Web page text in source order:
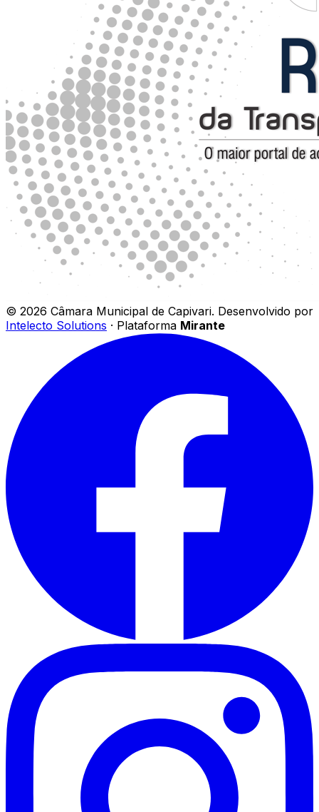
© 2026 Câmara Municipal de Capivari. Desenvolvido por
Intelecto Solutions · Plataforma Mirante